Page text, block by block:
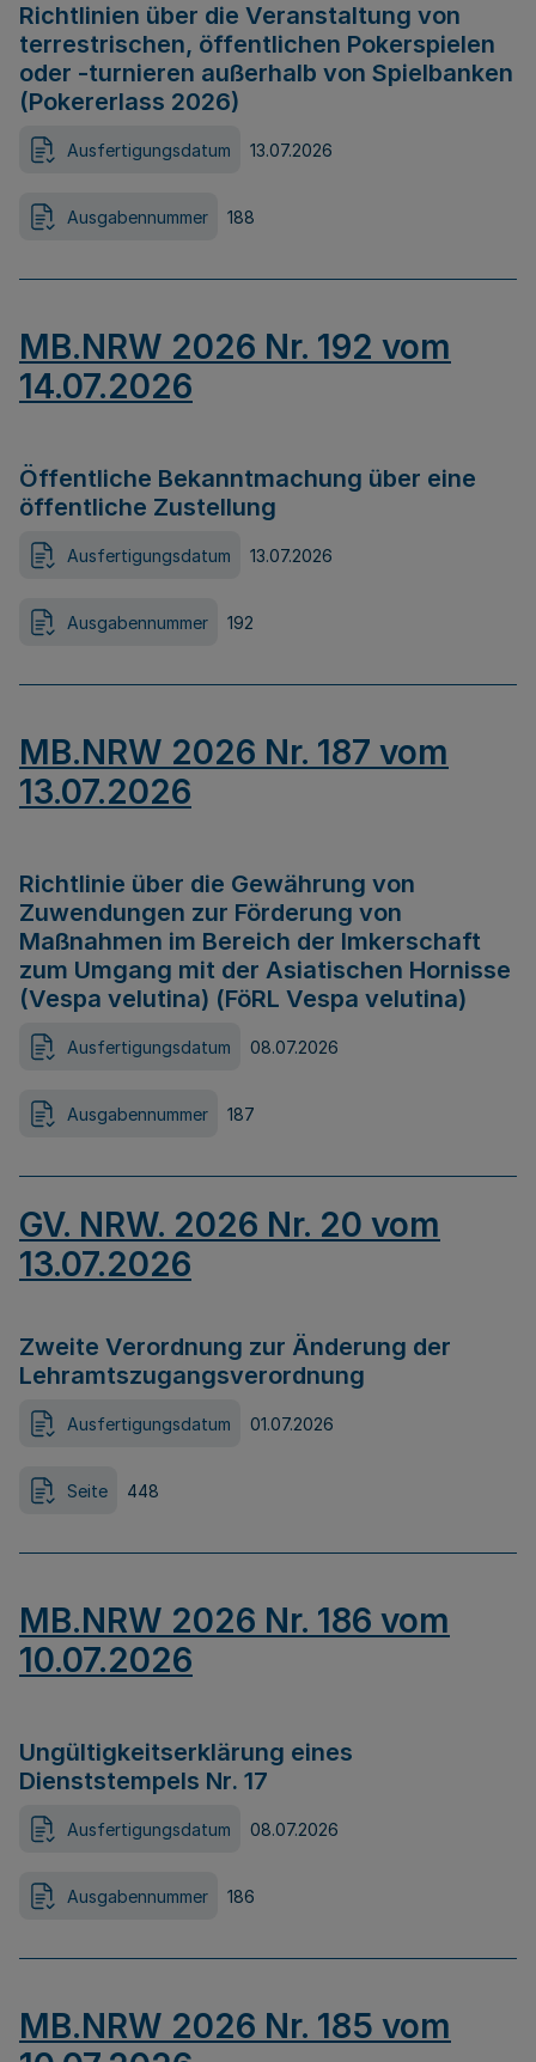
Richtlinien über die Veranstaltung von
terrestrischen, öffentlichen Pokerspielen
oder -turnieren außerhalb von Spielbanken
(Pokererlass 2026)
Ausfertigungsdatum 13.07.2026
Ausgabennummer 188
MB.NRW 2026 Nr. 192 vom
14.07.2026
Öffentliche Bekanntmachung über eine
öffentliche Zustellung
Ausfertigungsdatum 13.07.2026
Ausgabennummer 192
MB.NRW 2026 Nr. 187 vom
13.07.2026
Richtlinie über die Gewährung von
Zuwendungen zur Förderung von
Maßnahmen im Bereich der Imkerschaft
zum Umgang mit der Asiatischen Hornisse
(Vespa velutina) (FöRL Vespa velutina)
Ausfertigungsdatum 08.07.2026
Ausgabennummer 187
GV. NRW. 2026 Nr. 20 vom
13.07.2026
Zweite Verordnung zur Änderung der
Lehramtszugangsverordnung
Ausfertigungsdatum 01.07.2026
Seite 448
MB.NRW 2026 Nr. 186 vom
10.07.2026
Ungültigkeitserklärung eines
Dienststempels Nr. 17
Ausfertigungsdatum 08.07.2026
Ausgabennummer 186
MB.NRW 2026 Nr. 185 vom